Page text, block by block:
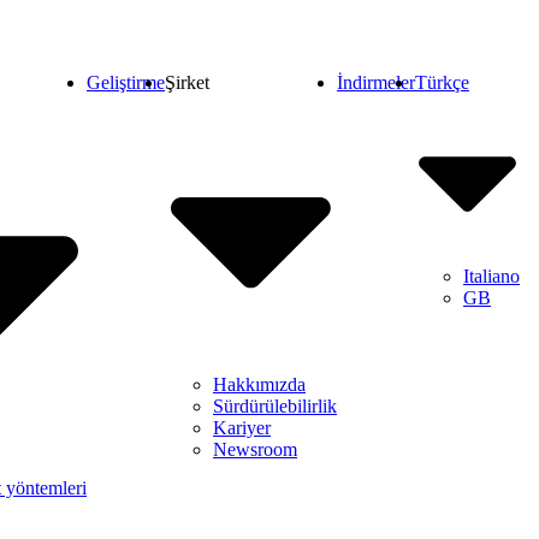
yöntemleri
GeliştirmeŞirket
Hakkımızda
Sürdürülebilirlik
Kariyer
Newsroom
İndirmelerTürkçe
Italiano
GB